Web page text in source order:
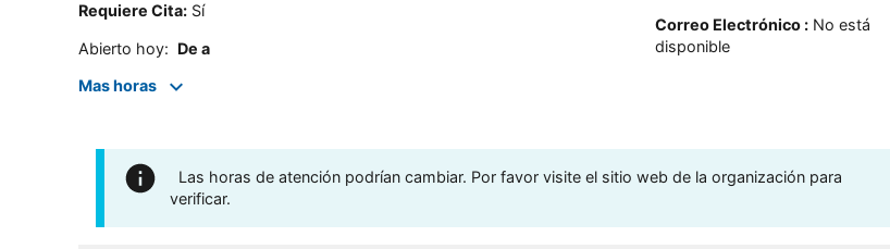
Requiere Cita: Sí
Abierto hoy: De a
Mas horas
Correo Electrónico: No está
disponible
Las horas de atención podrían cambiar. Por favor visite el sitio web de la organización para
verificar.